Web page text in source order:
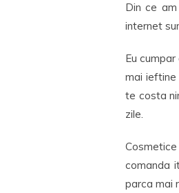
Din ce
internet
Eu
mai ieftine
te costa
zile.
comanda
parca mai